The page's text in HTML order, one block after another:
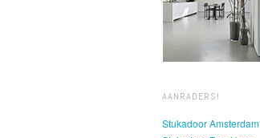
AANRADERS!
Stukadoor Amsterdam